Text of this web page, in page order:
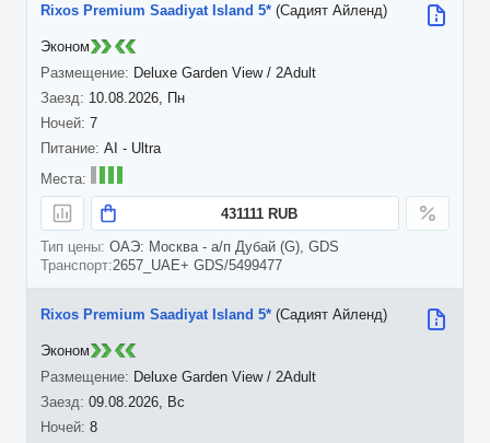
10.08.2026, Пн
7
Rixos Premium Saadiyat Island 5* (Садият Айленд)
Deluxe Garden View / 2Adult
AI - Ultra
431111 RUB
ОАЭ: Москва - а/п Дубай (G), GDS
2657_UAE+ GDS/5499477
Эконом
09.08.2026, Вс
8
Rixos Premium Saadiyat Island 5* (Садият Айленд)
Deluxe Garden View / 2Adult
Эконом